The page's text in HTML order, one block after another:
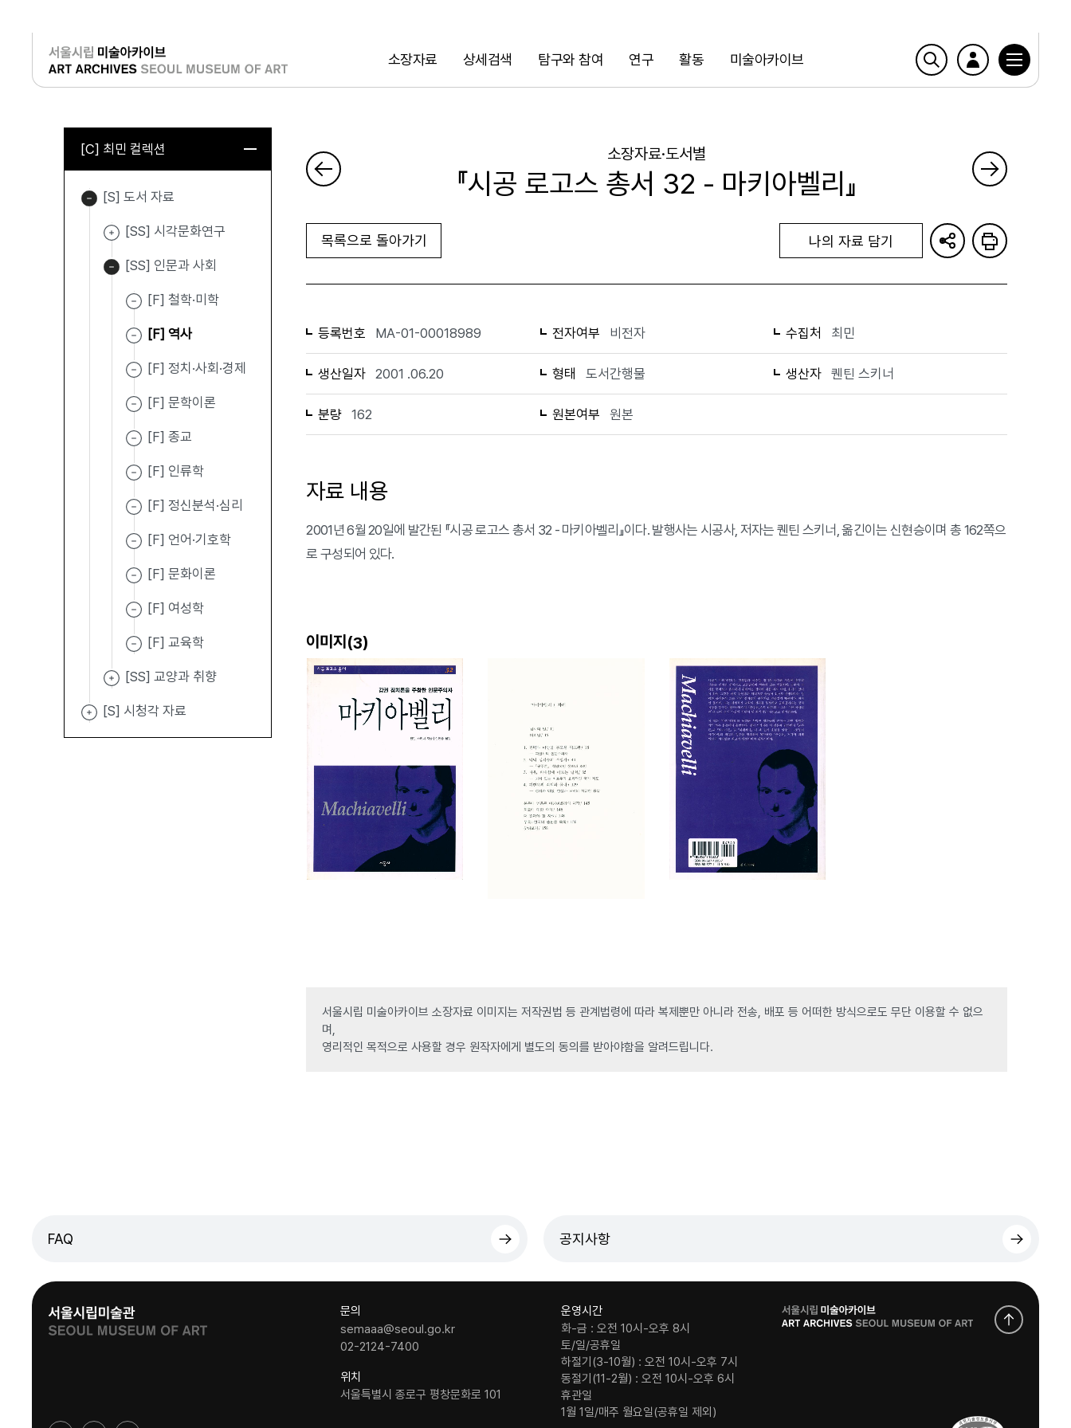
소장자료 상세검색 탐구와 참여 연구 활동 미술아카이브
검색
로그인
[C] 최민 컬렉션
[S] 도서 자료
[SS] 시각문화연구
[SS] 인문과 사회
[F] 철학·미학
[F] 역사
[F] 정치·사회·경제
[F] 문학이론
[F] 종교
[F] 인류학
[F] 정신분석·심리
[F] 언어·기호학
[F] 문화이론
[F] 여성학
[F] 교육학
[SS] 교양과 취향
[S] 시청각 자료
소장자료·도서별
『시공 로고스 총서 32 - 마키아벨리』
목록으로 돌아가기 나의 자료 담기
등록번호 MA-01-00018989 전자여부 비전자 수집처 최민
생산일자 2001 .06.20 형태 도서간행물 생산자 퀜틴 스키너
분량 162 원본여부 원본
자료 내용
2001년 6월 20일에 발간된 『시공 로고스 총서 32 - 마키아벨리』이다. 발행사는 시공사, 저자는 퀜틴 스키너, 옮긴이는 신현승이며 총 162쪽으
로 구성되어 있다.
이미지(3)
서울시립 미술아카이브 소장자료 이미지는 저작권법 등 관계법령에 따라 복제뿐만 아니라 전송, 배포 등 어떠한 방식으로도 무단 이용할 수 없으
며,
영리적인 목적으로 사용할 경우 원작자에게 별도의 동의를 받아야함을 알려드립니다.
FAQ 공지사항
문의
semaaa@seoul.go.kr
02-2124-7400
위치
서울특별시 종로구 평창문화로 101
운영시간
화-금 : 오전 10시-오후 8시
토/일/공휴일
하절기(3-10월) : 오전 10시-오후 7시
동절기(11-2월) : 오전 10시-오후 6시
휴관일
1월 1일/매주 월요일(공휴일 제외)
로
고